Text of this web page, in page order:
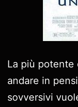
La più potente
andare in
sovversivi